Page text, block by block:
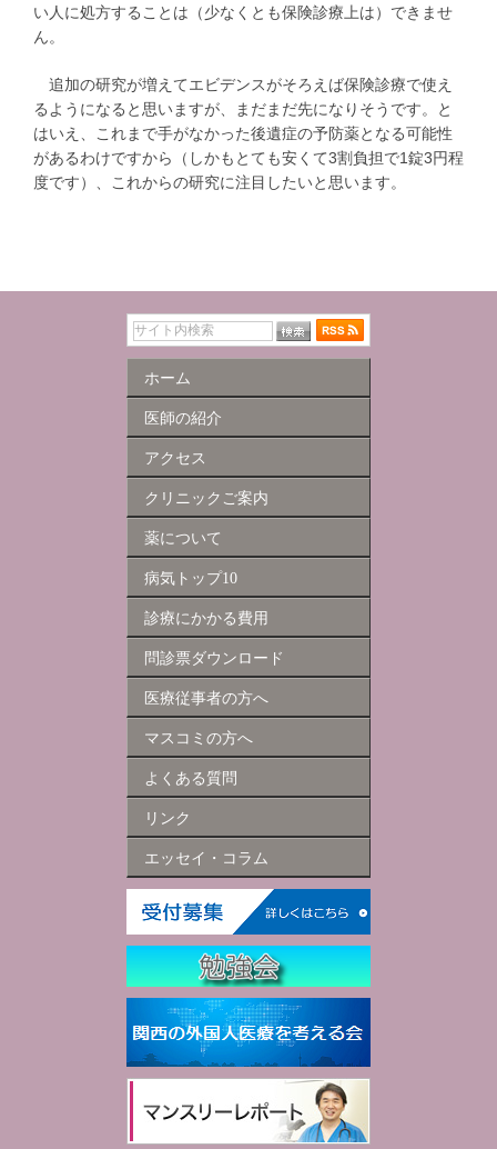
い人に処方することは（少なくとも保険診療上は）できませ
ん。
追加の研究が増えてエビデンスがそろえば保険診療で使え
るようになると思いますが、まだまだ先になりそうです。と
はいえ、これまで手がなかった後遺症の予防薬となる可能性
があるわけですから（しかもとても安くて3割負担で1錠3円程
度です）、これからの研究に注目したいと思います。
ホーム
医師の紹介
アクセス
クリニックご案内
薬について
病気トップ10
診療にかかる費用
問診票ダウンロード
医療従事者の方へ
マスコミの方へ
よくある質問
リンク
エッセイ・コラム